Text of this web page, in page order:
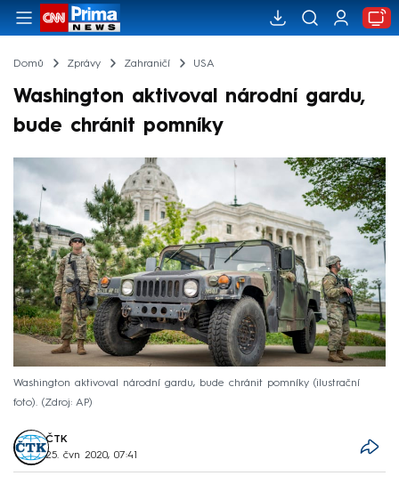
Domů Zprávy Zahraničí USA
Washington aktivoval národní gardu,
bude chránit pomníky
Washington aktivoval národní gardu, bude chránit pomníky (ilustrační
foto).
Zdroj: AP
ČTK
25. čvn 2020, 07:41